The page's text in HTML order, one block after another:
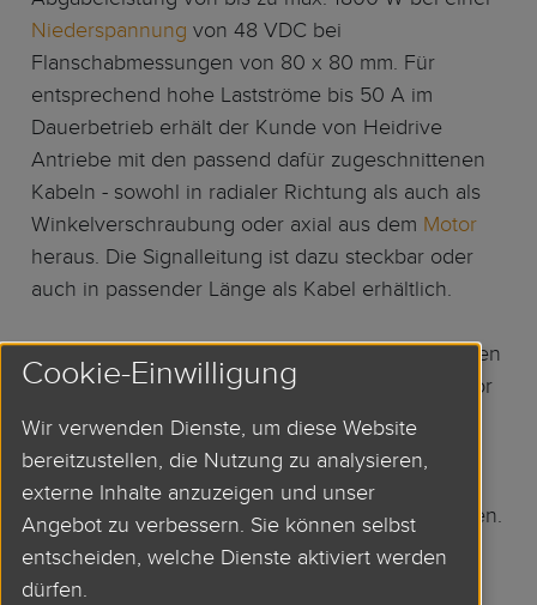
Niederspannung von 48 VDC bei
Flanschabmessungen von 80 x 80 mm. Für
entsprechend hohe Lastströme bis 50 A im
Dauerbetrieb erhält der Kunde von Heidrive
Antriebe mit den passend dafür zugeschnittenen
Kabeln - sowohl in radialer Richtung als auch als
Winkelverschraubung oder axial aus dem Motor
heraus. Die Signalleitung ist dazu steckbar oder
auch in passender Länge als Kabel erhältlich.
Die HeiMotion Antriebe sind in den Flanschmaßen
40, 60, 80 und 100 mm wahlweise als HMP Motor
für 320/560 VDC Anwendungen oder als HMD
Motor für 24/48 VDC Anwendungen erhältlich.
Zudem kann eine Anpassung der
Spulenauslegung jederzeit vorgenommen werden.
Das ermöglicht es, fahrerlose Transportsysteme,
die ihre Energie aus Superkondensatoren
Cookie-Einwilligung
Wir verwenden Dienste, um diese Website
bereitzustellen, die Nutzung zu analysieren,
externe Inhalte anzuzeigen und unser
Angebot zu verbessern. Sie können selbst
entscheiden, welche Dienste aktiviert werden
dürfen.